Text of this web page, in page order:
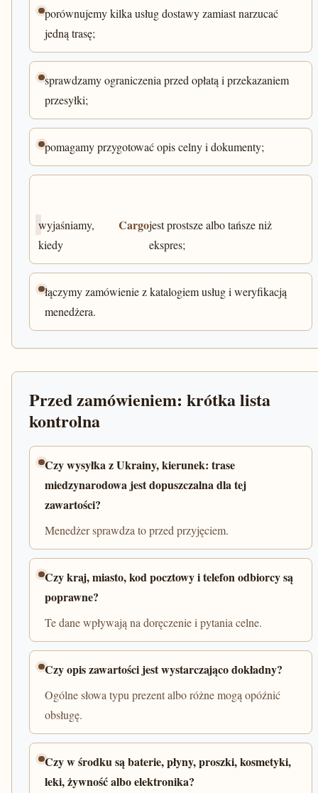
porównujemy kilka usług dostawy zamiast narzucać
jedną trasę;
sprawdzamy ograniczenia przed opłatą i przekazaniem
przesyłki;
pomagamy przygotować opis celny i dokumenty;
wyjaśniamy,
kiedy
Cargojest prostsze albo tańsze niż
ekspres;
łączymy zamówienie z katalogiem usług i weryfikacją
menedżera.
Przed zamówieniem: krótka lista
kontrolna
Czy wysyłka z Ukrainy, kierunek: trase
miedzynarodowa jest dopuszczalna dla tej
zawartości?
Menedżer sprawdza to przed przyjęciem.
Czy kraj, miasto, kod pocztowy i telefon odbiorcy są
poprawne?
Te dane wpływają na doręczenie i pytania celne.
Czy opis zawartości jest wystarczająco dokładny?
Ogólne słowa typu prezent albo różne mogą opóźnić
obsługę.
Czy w środku są baterie, płyny, proszki, kosmetyki,
leki, żywność albo elektronika?